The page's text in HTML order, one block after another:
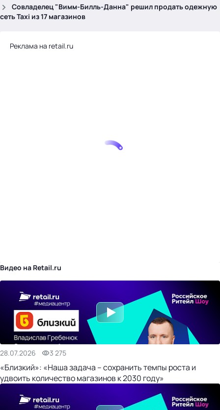
Совладелец "Вимм-Билль-Данна" решил продать одежную
сеть Taxi из 17 магазинов
Реклама на retail.ru
Видео на Retail.ru
28.07.2026 3 275
«Близкий»: «Наша задача – сохранить темпы роста и
удвоить количество магазинов к 2030 году»